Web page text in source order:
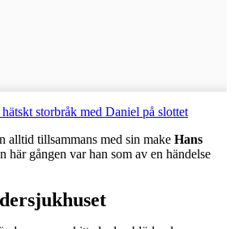
storbråk med Daniel på slottet
alltid tillsammans med sin make Hans
här gången var han som av en händelse